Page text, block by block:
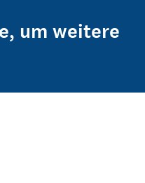
um weitere